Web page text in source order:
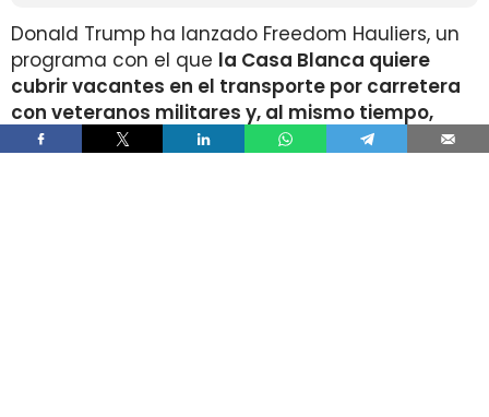
Donald Trump ha lanzado Freedom Hauliers, un
programa con el que la Casa Blanca quiere
cubrir vacantes en el transporte por carretera
con veteranos militares y, al mismo tiempo,
endurecer los controles sobre conductores